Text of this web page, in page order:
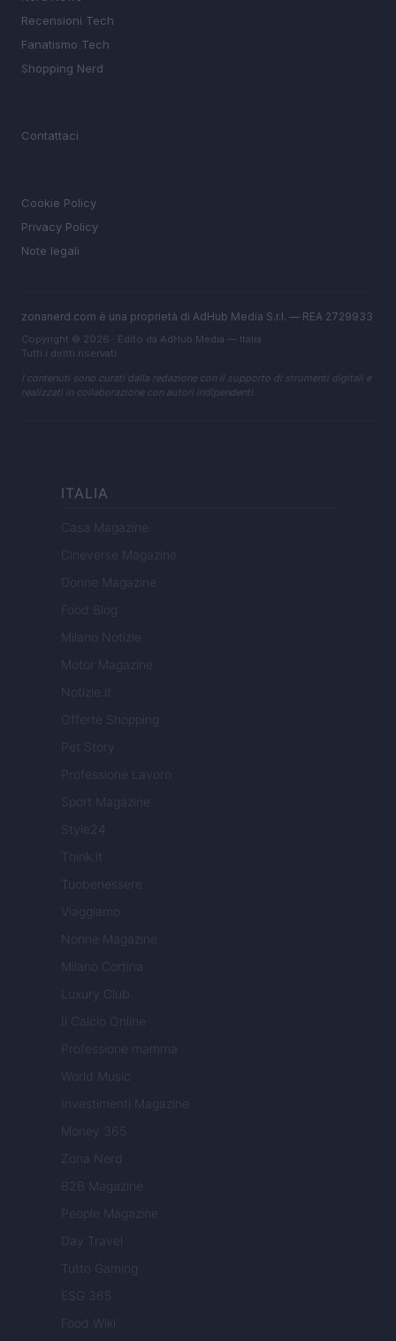
Recensioni Tech
Fanatismo Tech
Shopping Nerd
Contattaci
Cookie Policy
Privacy Policy
Note legali
zonanerd.com è una proprietà di AdHub Media S.r.l. — REA 2729933
Copyright © 2026 · Edito da AdHub Media — Italia
Tutti i diritti riservati
I contenuti sono curati dalla redazione con il supporto di strumenti digitali e
realizzati in collaborazione con autori indipendenti.
ITALIA
Casa Magazine
Cineverse Magazine
Donne Magazine
Food Blog
Milano Notizie
Motor Magazine
Notizie.it
Offerte Shopping
Pet Story
Professione Lavoro
Sport Magazine
Style24
Think.it
Tuobenessere
Viaggiamo
Nonne Magazine
Milano Cortina
Luxury Club
Il Calcio Online
Professione mamma
World Music
Investimenti Magazine
Money 365
Zona Nerd
B2B Magazine
People Magazine
Day Travel
Tutto Gaming
ESG 365
Food Wiki